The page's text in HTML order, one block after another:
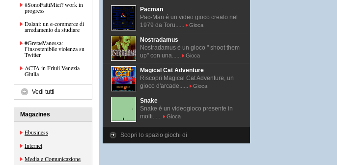
#SonoFattiMiei? work in
progress
Dalani: un e-commerce di
arredamento da studiare
#GretaeVanessa:
l’insostenibile violenza su
Twitter
ACTA in Friuli Venezia
Giulia
Vedi tutti
Magazines
Ebusiness
Internet
Media e Comunicazione
Pacman
Pac-Man é un video gioco creato nel
1979 da Toru......
Gioca
Nostradamus
Nostradamus è un gioco " shoot them
up" con una......
Gioca
Magical Cat Adventure
Riscopri Magical Cat Adventure, un
gioco d'arcade......
Gioca
Snake
Snake è un videogioco presente in
molti......
Gioca
Scopri lo spazio giochi di